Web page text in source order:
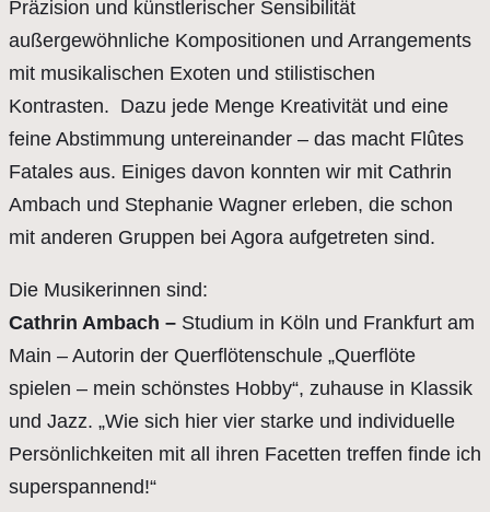
Präzision und künstlerischer Sensibilität
außergewöhnliche Kompositionen und Arrangements
mit musikalischen Exoten und stilistischen
Kontrasten. Dazu jede Menge Kreativität und eine
feine Abstimmung untereinander – das macht Flûtes
Fatales aus. Einiges davon konnten wir mit Cathrin
Ambach und Stephanie Wagner erleben, die schon
mit anderen Gruppen bei Agora aufgetreten sind.
Die Musikerinnen sind:
Cathrin Ambach – Studium in Köln und Frankfurt am
Main – Autorin der Querflötenschule „Querflöte
spielen – mein schönstes Hobby“, zuhause in Klassik
und Jazz. „Wie sich hier vier starke und individuelle
Persönlichkeiten mit all ihren Facetten treffen finde ich
superspannend!“